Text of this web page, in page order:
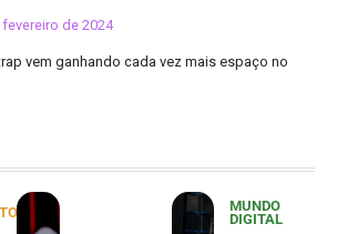
fevereiro de 2024
vem ganhando cada vez mais espaço no
MUNDO
DIGITAL